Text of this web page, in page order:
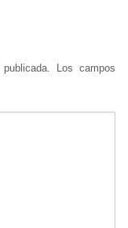
Los campos